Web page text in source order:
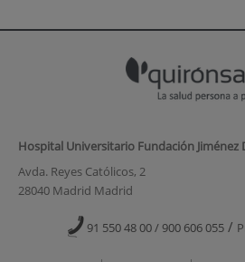
Hospital Universitario Fundación Jiménez
Avda. Reyes Católicos, 2
28040 Madrid Madrid
91 550 48 00 / 900 606 055 /